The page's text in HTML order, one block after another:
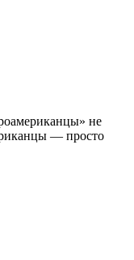
не
— просто